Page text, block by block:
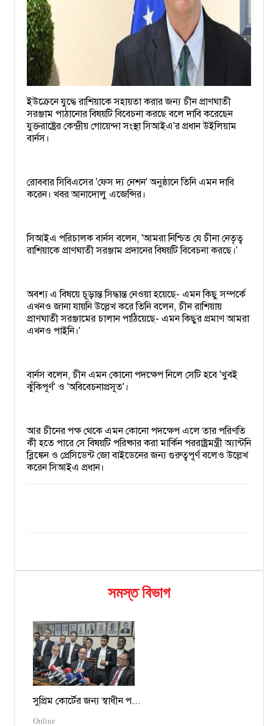
ইউক্রেনে যুদ্ধে রাশিয়াকে সহায়তা করার জন্য চীন প্রাণঘাতী
সরঞ্জাম পাঠানোর বিষয়টি বিবেচনা করছে বলে দাবি করেছেন
যুক্তরাষ্ট্রের কেন্দ্রীয় গোয়েন্দা সংস্থা সিআইএ'র প্রধান উইলিয়াম
বার্নস।
রোববার সিবিএসের 'ফেস দ্য নেশন' অনুষ্ঠানে তিনি এমন দাবি
করেন। খবর আনাদোলু এজেন্সির।
সিআইএ পরিচালক বার্নস বলেন, 'আমরা নিশ্চিত যে চীনা নেতৃত্ব
রাশিয়াকে প্রাণঘাতী সরঞ্জাম প্রদানের বিষয়টি বিবেচনা করছে।'
অবশ্য এ বিষয়ে চূড়ান্ত সিদ্ধান্ত নেওয়া হয়েছে- এমন কিছু সম্পর্কে
এখনও জানা যায়নি উল্লেখ করে তিনি বলেন, চীন রাশিয়ায়
প্রাণঘাতী সরঞ্জামের চালান পাঠিয়েছে- এমন কিছুর প্রমাণ আমরা
এখনও পাইনি।'
বার্নস বলেন, চীন এমন কোনো পদক্ষেপ নিলে সেটি হবে 'খুবই
ঝুঁকিপূর্ণ' ও 'অবিবেচনাপ্রসূত'।
আর চীনের পক্ষ থেকে এমন কোনো পদক্ষেপ এলে তার পরিণতি
কী হতে পারে সে বিষয়টি পরিষ্কার করা মার্কিন পররাষ্ট্রমন্ত্রী অ্যান্টনি
ব্লিঙ্কেন ও প্রেসিডেন্ট জো বাইডেনের জন্য গুরুত্বপূর্ণ বলেও উল্লেখ
করেন সিআইএ প্রধান।
সমস্ত বিভাগ
সুপ্রিম কোর্টের জন্য স্বাধীন প...
Online